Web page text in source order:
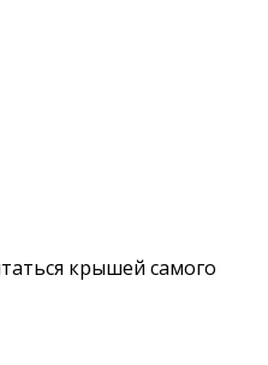
крышей самого